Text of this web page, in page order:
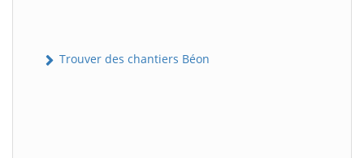
Trouver des chantiers Béon